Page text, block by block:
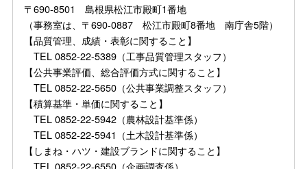
〒690-8501 島根県松江市殿町1番地
（事務室は、〒690-0887 松江市殿町8番地 南庁舎5階）
【品質管理、成績・表彰に関すること】
TEL 0852-22-5389（工事品質管理スタッフ）
【公共事業評価、総合評価方式に関すること】
TEL 0852-22-5650（公共事業調整スタッフ）
【積算基準・単価に関すること】
TEL 0852-22-5942（農林設計基準係）
TEL 0852-22-5941（土木設計基準係）
【しまね・ハツ・建設ブランドに関すること】
TEL 0852-22-6550（企画調査係）